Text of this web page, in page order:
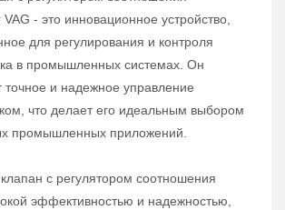
- это инновационное устройство,
для регулирования и контроля
в промышленных системах. Он
точное и надежное управление
что делает его идеальным выбором
промышленных приложений.
с регулятором соотношения
эффективностью и надежностью,